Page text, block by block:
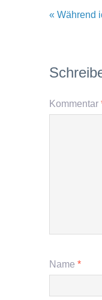
« Während
Kommentar
Name *